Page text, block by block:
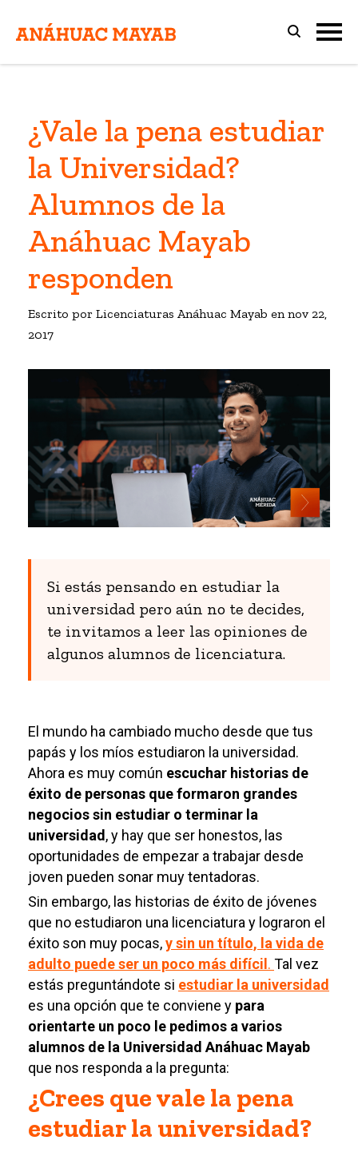
¿Vale la pena estudiar
la Universidad?
Alumnos de la
Anáhuac Mayab
responden
Escrito por Licenciaturas Anáhuac Mayab ennov 22,
2017
Si estás pensando en estudiar la
universidad pero aún no te decides,
te invitamos a leer las opiniones de
algunos alumnos de licenciatura.
El mundo ha cambiado mucho desde que tus
papás y los míos estudiaron la universidad.
Ahora es muy común escuchar historias de
éxito de personas que formaron grandes
negocios sin estudiar o terminar la
universidad, y hay que ser honestos, las
oportunidades de empezar a trabajar desde
joven pueden sonar muy tentadoras.
Sin embargo, las historias de éxito de jóvenes
que no estudiaron una licenciatura y lograron el
éxito son muy pocas,y sin un título, la vida de
adulto puede ser un poco más difícil. Tal vez
estás preguntándote si estudiar la universidad
es una opción que te conviene y para
orientarte un poco le pedimos a varios
alumnos de la Universidad Anáhuac Mayab
que nos responda a la pregunta:
¿Crees que vale la pena
estudiar la universidad?